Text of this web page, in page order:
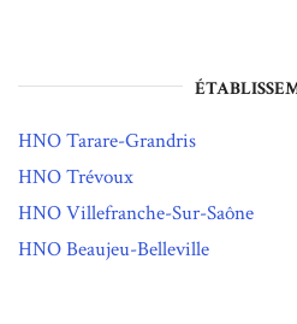
HNO Tarare-Grandris
HNO Trévoux
HNO Villefranche-Sur-Saône
HNO Beaujeu-Belleville